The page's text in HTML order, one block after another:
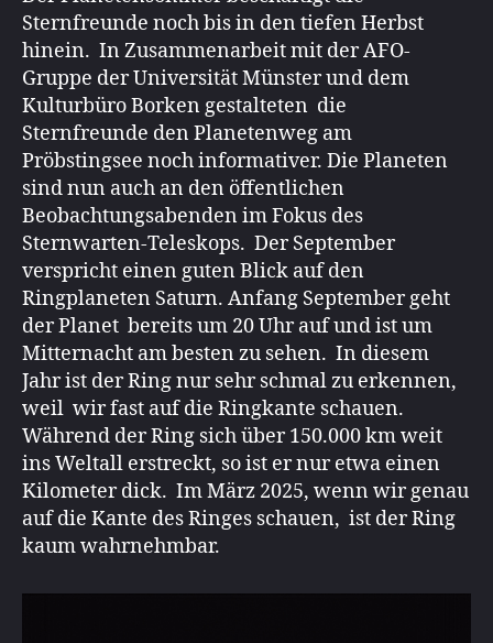
Sternfreunde noch bis in den tiefen Herbst
hinein. In Zusammenarbeit mit der AFO-
Gruppe der Universität Münster und dem
Kulturbüro Borken gestalteten die
Sternfreunde den Planetenweg am
Pröbstingsee noch informativer. Die Planeten
sind nun auch an den öffentlichen
Beobachtungsabenden im Fokus des
Sternwarten-Teleskops. Der September
verspricht einen guten Blick auf den
Ringplaneten Saturn. Anfang September geht
der Planet bereits um 20 Uhr auf und ist um
Mitternacht am besten zu sehen. In diesem
Jahr ist der Ring nur sehr schmal zu erkennen,
weil wir fast auf die Ringkante schauen.
Während der Ring sich über 150.000 km weit
ins Weltall erstreckt, so ist er nur etwa einen
Kilometer dick. Im März 2025, wenn wir genau
auf die Kante des Ringes schauen, ist der Ring
kaum wahrnehmbar.